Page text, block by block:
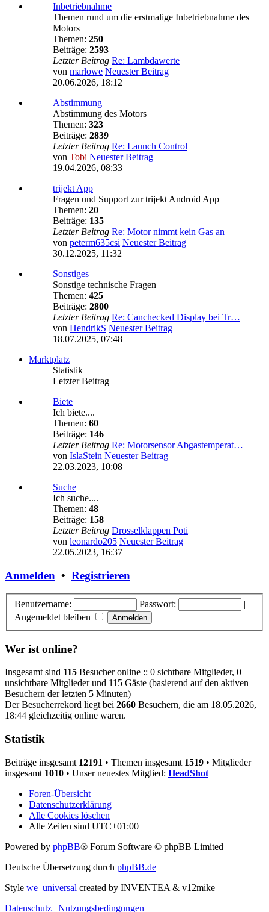
Inbetriebnahme
Themen rund um die erstmalige Inbetriebnahme des
Motors
Themen: 250
Beiträge: 2593
Letzter Beitrag Re: Lambdawerte
von marlowe Neuester Beitrag
20.06.2026, 18:12
Abstimmung
Abstimmung des Motors
Themen: 323
Beiträge: 2839
Letzter Beitrag Re: Launch Control
von Tobi Neuester Beitrag
19.04.2026, 08:33
trijekt App
Fragen und Support zur trijekt Android App
Themen: 20
Beiträge: 135
Letzter Beitrag Re: Motor nimmt kein Gas an
von peterm635csi Neuester Beitrag
30.12.2025, 11:32
Sonstiges
Sonstige technische Fragen
Themen: 425
Beiträge: 2800
Letzter Beitrag Re: Canchecked Display bei Tr…
von HendrikS Neuester Beitrag
18.07.2025, 07:48
Marktplatz
Statistik
Letzter Beitrag
Biete
Ich biete....
Themen: 60
Beiträge: 146
Letzter Beitrag Re: Motorsensor Abgastemperat…
von IslaStein Neuester Beitrag
22.03.2023, 10:08
Suche
Ich suche....
Themen: 48
Beiträge: 158
Letzter Beitrag Drosselklappen Poti
von leonardo205 Neuester Beitrag
22.05.2023, 16:37
Anmelden • Registrieren
Benutzername: Passwort:
|
Angemeldet bleiben
Wer ist online?
Insgesamt sind 115 Besucher online :: 0 sichtbare Mitglieder, 0
unsichtbare Mitglieder und 115 Gäste (basierend auf den aktiven
Besuchern der letzten 5 Minuten)
Der Besucherrekord liegt bei 2660 Besuchern, die am 18.05.2026,
18:44 gleichzeitig online waren.
Statistik
Beiträge insgesamt 12191 • Themen insgesamt 1519 • Mitglieder
insgesamt 1010 • Unser neuestes Mitglied: HeadShot
Foren-Übersicht
Datenschutzerklärung
Alle Cookies löschen
Alle Zeiten sind UTC+01:00
Powered by phpBB® Forum Software © phpBB Limited
Deutsche Übersetzung durch phpBB.de
Style we_universal created by INVENTEA & v12mike
Datenschutz | Nutzungsbedingungen